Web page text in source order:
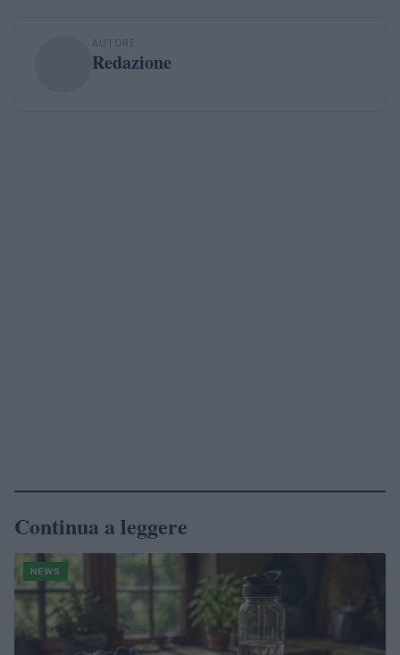
AUTORE
Redazione
Continua a leggere
NEWS